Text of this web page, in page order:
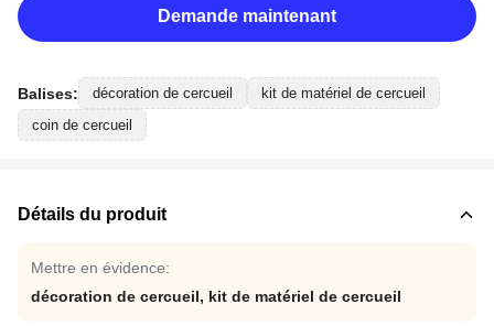
Demande maintenant
Balises: décoration de cercueil
kit de matériel de cercueil
coin de cercueil
Détails du produit
Mettre en évidence:
décoration de cercueil, kit de matériel de cercueil